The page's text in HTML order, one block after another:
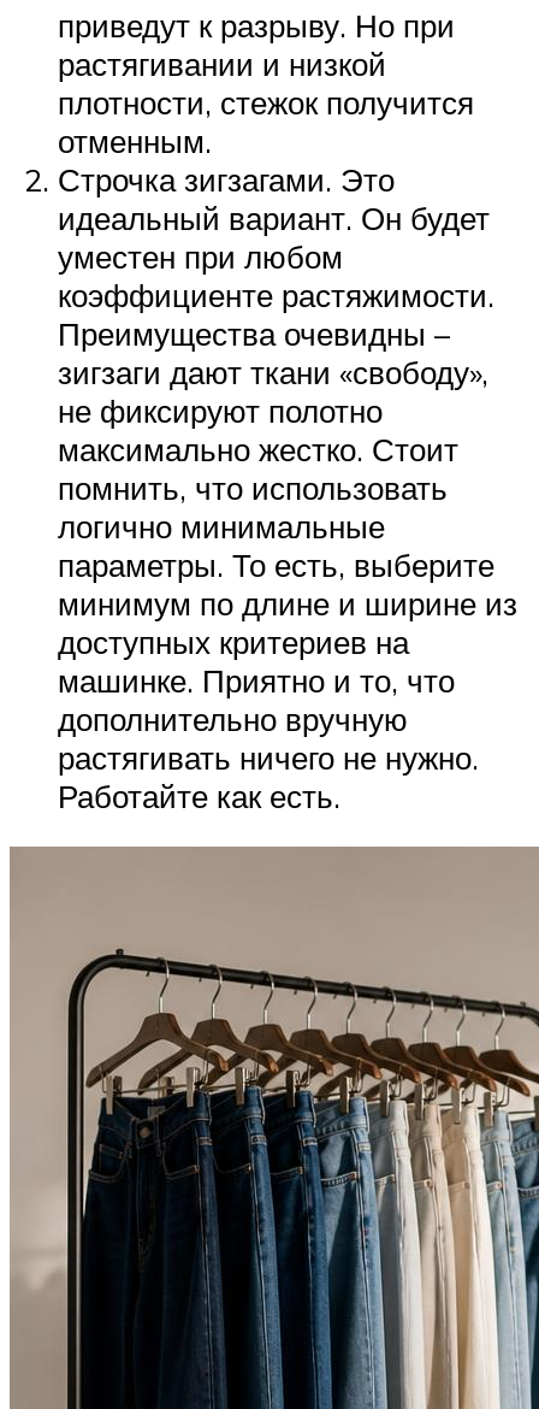
приведут к разрыву. Но при
растягивании и низкой
плотности, стежок получится
отменным.
Строчка зигзагами. Это
идеальный вариант. Он будет
уместен при любом
коэффициенте растяжимости.
Преимущества очевидны –
зигзаги дают ткани «свободу»,
не фиксируют полотно
максимально жестко. Стоит
помнить, что использовать
логично минимальные
параметры. То есть, выберите
минимум по длине и ширине из
доступных критериев на
машинке. Приятно и то, что
дополнительно вручную
растягивать ничего не нужно.
Работайте как есть.